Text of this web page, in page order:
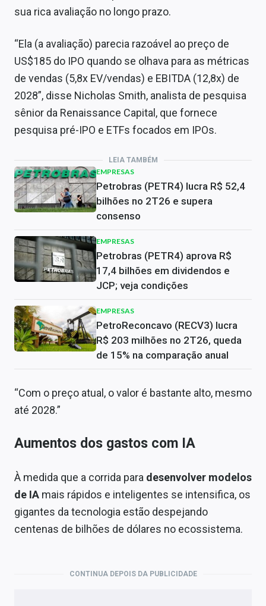
sua rica avaliação no longo prazo.
“Ela (a avaliação) parecia razoável ao preço de
US$185 do IPO quando se olhava para as métricas
de vendas (5,8x EV/vendas) e EBITDA (12,8x) de
2028”, disse Nicholas Smith, analista de pesquisa
sênior da Renaissance Capital, que fornece
pesquisa pré-IPO e ETFs focados em IPOs.
LEIA TAMBÉM
EMPRESAS
Petrobras (PETR4) lucra R$ 52,4
bilhões no 2T26 e supera
consenso
EMPRESAS
Petrobras (PETR4) aprova R$
17,4 bilhões em dividendos e
JCP; veja condições
EMPRESAS
PetroReconcavo (RECV3) lucra
R$ 203 milhões no 2T26, queda
de 15% na comparação anual
“Com o preço atual, o valor é bastante alto, mesmo
até 2028.”
Aumentos dos gastos com IA
À medida que a corrida para desenvolver modelos
de IA mais rápidos e inteligentes se intensifica, os
gigantes da tecnologia estão despejando
centenas de bilhões de dólares no ecossistema.
CONTINUA DEPOIS DA PUBLICIDADE